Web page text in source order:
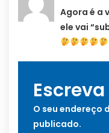
Agora é a
ele vai
O seu endereço
publicado.